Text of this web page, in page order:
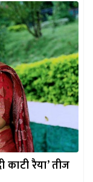
काटी रैया’ तीज